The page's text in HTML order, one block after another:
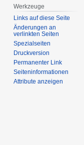
Werkzeuge
Links auf diese Seite
Änderungen an
verlinkten Seiten
Spezialseiten
Druckversion
Permanenter Link
Seiten­­informationen
Attribute anzeigen